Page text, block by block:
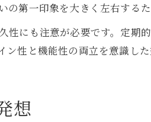
第一印象を大きく左右する
にも注意が必要です。定期
性と機能性の両立を意識した
想